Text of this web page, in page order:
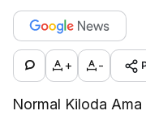
+ -
Normal Kiloda Ama